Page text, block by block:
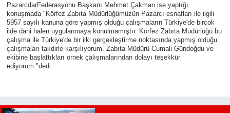
PazarcılarFederasyonu Başkanı Mehmet Çakman ise yaptığı
konuşmada "Körfez Zabıta Müdürlüğümüzün Pazarcı esnafları ile ilgili
5957 sayılı kanuna göre yapmış olduğu çalışmaların Türkiye'de birçok
ilde dahi halen uygulanmaya konulmamıştır. Körfez Zabıta Müdürlüğü bu
çalışma ile Türkiye'de bir ilki gerçekleştirme noktasında yapmış olduğu
çalışmaları takdirle karşılıyorum. Zabıta Müdürü Cumali Gündoğdu ve
ekibine başlattıkları örnek çalışmalarından dolayı teşekkür
ediyorum."dedi.